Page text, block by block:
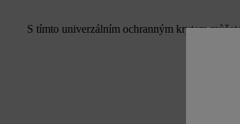
S tímto univerzálním ochranným krytem